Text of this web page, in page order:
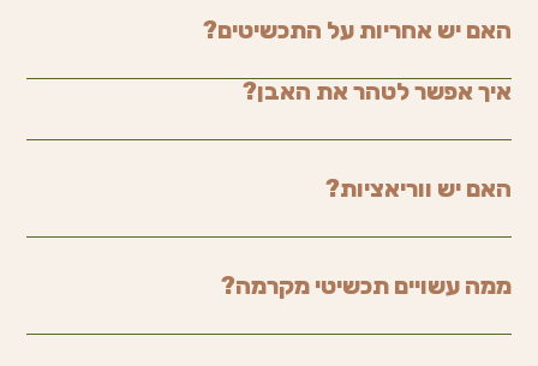
האם יש אחריות על התכשיטים?
איך אפשר לטהר את האבן?
האם יש ווריאציות?
ממה עשויים תכשיטי מקרמה?